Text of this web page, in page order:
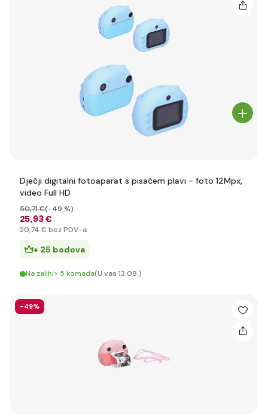
Dječji digitalni fotoaparat s pisačem plavi - foto 12Mpx,
video Full HD
25,93 €
50,71 €(-49 %)
20,74 € bez PDV-a
+ 25 bodova
Na zalihi> 5 komada(U vas 13.08.)
-49%